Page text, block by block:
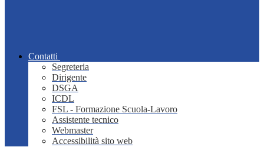
Contatti
Segreteria
Dirigente
DSGA
ICDL
FSL - Formazione Scuola-Lavoro
Assistente tecnico
Webmaster
Accessibilità sito web